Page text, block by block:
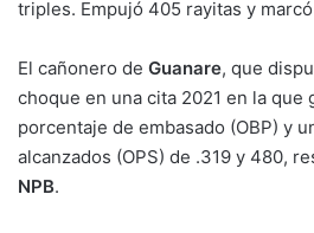
triples. Empujó 405 rayitas y
El cañonero de Guanare, que
choque en una cita 2021 en la que
porcentaje de embasado (OBP) y
alcanzados (OPS) de .319 y 480,
NPB.